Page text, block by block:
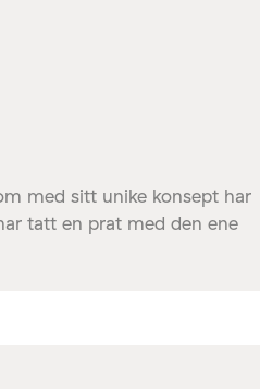
med sitt unike konsept har
tatt en prat med den ene